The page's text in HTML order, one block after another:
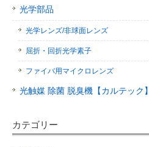
光学部品
光学レンズ/非球面レンズ
屈折・回折光学素子
ファイバ用マイクロレンズ
光触媒 除菌 脱臭機【カルテック】
カテゴリー